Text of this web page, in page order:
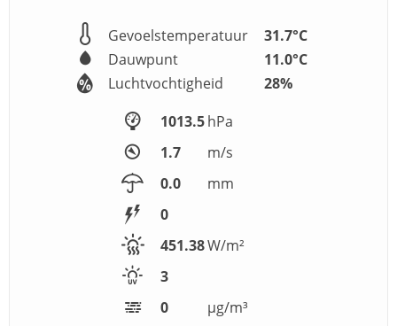
Gevoelstemperatuur 31.7°C
Dauwpunt
11.0°C
Luchtvochtigheid
28%
1013.5hPa
1.7
m/s
0.0
mm
0
451.38W/m²
3
0
μg/m³